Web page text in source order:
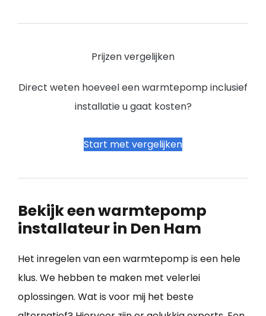
Prijzen vergelijken
Direct weten hoeveel een warmtepomp inclusief
installatie u gaat kosten?
Start met vergelijken
Bekijk een warmtepomp
installateur in Den Ham
Het inregelen van een warmtepomp is een hele
klus. We hebben te maken met velerlei
oplossingen. Wat is voor mij het beste